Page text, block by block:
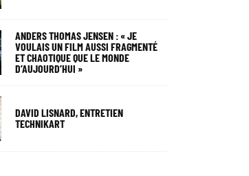
ANDERS THOMAS JENSEN : « JE
VOULAIS UN FILM AUSSI FRAGMENTÉ
ET CHAOTIQUE QUE LE MONDE
D’AUJOURD’HUI »
DAVID LISNARD, ENTRETIEN
TECHNIKART